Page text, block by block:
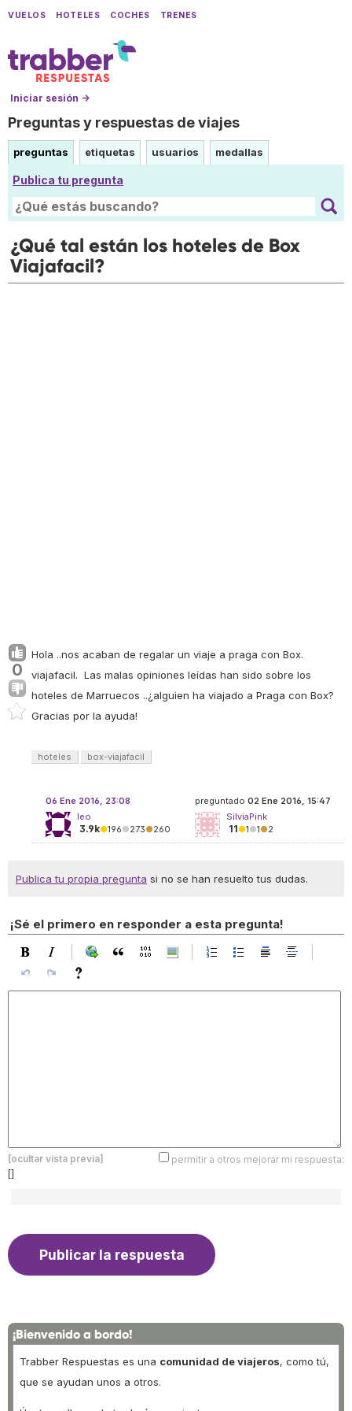
VUELOS HOTELES COCHES TRENES
Iniciar sesión →
Preguntas y respuestas de viajes
preguntas etiquetas usuarios medallas
Publica tu pregunta
¿Qué tal están los hoteles de Box
Viajafacil?
0
Hola ..nos acaban de regalar un viaje a praga con Box.
viajafacil. Las malas opiniones leídas han sido sobre los
hoteles de Marruecos ..¿alguien ha viajado a Praga con Box?
Gracias por la ayuda!
hoteles box-viajafacil
preguntado 02 Ene 2016, 15:47
SilviaPink
11●1●1●2
06 Ene 2016, 23:08
leo
3.9k●196●273●260
Publica tu propia pregunta si no se han resuelto tus dudas.
¡Sé el primero en responder a esta pregunta!
[ocultar vista previa]
permitir a otros mejorar mi respuesta:
[]
¡Bienvenido a bordo!
Trabber Respuestas es una comunidad de viajeros, como tú,
que se ayudan unos a otros.